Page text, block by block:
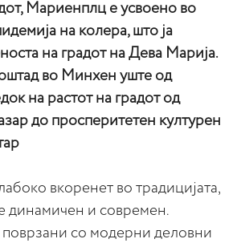
Мариенплц е усвоено во
на колера, што ја
на градот на Дева Марија.
во Минхен уште од
на растот на градот од
до просперитетен културен
вкоренет во традицијата,
динамичен и современ.
поврзани со модерни деловни